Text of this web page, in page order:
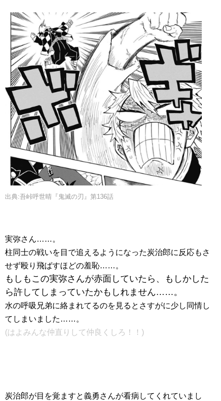
出典:吾峠呼世晴『鬼滅の刃』第136話
実弥さん……。
柱同士の戦いを目で追えるようになった炭治郎に反応もさ
せず殴り飛ばすほどの羞恥……。
もしもこの実弥さんが赤面していたら、もしかした
ら許してしまっていたかもしれません……。
水の呼吸兄弟に絡まれてるのを見るとさすがに少し同情し
てしまいました……。
(はよみんな仲直りして仲良くしろ！！)
炭治郎が目を覚ますと義勇さんが看病してくれていまし